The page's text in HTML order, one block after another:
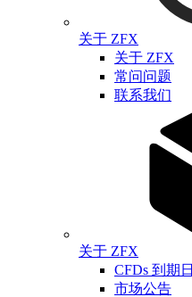
关于 ZFX
关于 ZFX
常问问题
联系我们
关于 ZFX
CFDs 到期日
市场公告